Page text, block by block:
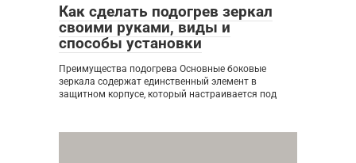
Как сделать подогрев зеркал
своими руками, виды и
способы установки
Преимущества подогрева Основные боковые
зеркала содержат единственный элемент в
защитном корпусе, который настраивается под